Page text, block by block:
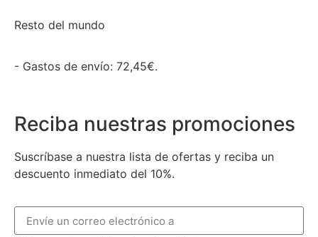
Resto del mundo
- Gastos de envío: 72,45€.
Reciba nuestras promociones
Suscríbase a nuestra lista de ofertas y reciba un
descuento inmediato del 10%.